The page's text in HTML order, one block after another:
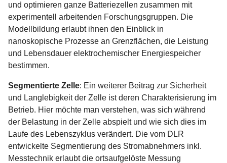
und optimieren ganze Batteriezellen zusammen mit
experimentell arbeitenden Forschungsgruppen. Die
Modellbildung erlaubt ihnen den Einblick in
nanoskopische Prozesse an Grenzflächen, die Leistung
und Lebensdauer elektrochemischer Energiespeicher
bestimmen.
Segmentierte Zelle: Ein weiterer Beitrag zur Sicherheit
und Langlebigkeit der Zelle ist deren Charakterisierung im
Betrieb. Hier möchte man verstehen, was sich während
der Belastung in der Zelle abspielt und wie sich dies im
Laufe des Lebenszyklus verändert. Die vom DLR
entwickelte Segmentierung des Stromabnehmers inkl.
Messtechnik erlaubt die ortsaufgelöste Messung